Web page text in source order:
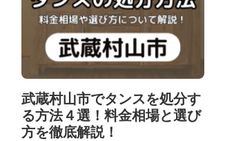
武蔵村山市でタンスを処分す
る方法４選！料金相場と選び
方を徹底解説！